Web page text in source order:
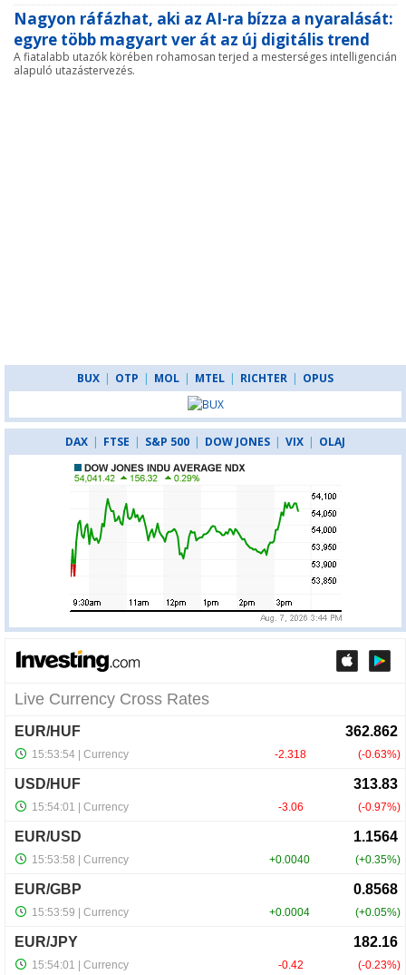
Nagyon ráfázhat, aki az AI-ra bízza a nyaralását:
egyre több magyart ver át az új digitális trend
A fiatalabb utazók körében rohamosan terjed a mesterséges intelligencián
alapuló utazástervezés.
BUX | OTP | MOL | MTEL | RICHTER | OPUS
DAX | FTSE | S&P 500 | DOW JONES | VIX | OLAJ